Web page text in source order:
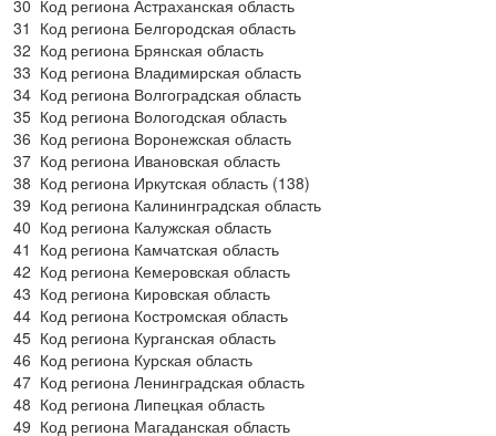
30 Код региона Астраханская область
31 Код региона Белгородская область
32 Код региона Брянская область
33 Код региона Владимирская область
34 Код региона Волгоградская область
35 Код региона Вологодская область
36 Код региона Воронежская область
37 Код региона Ивановская область
38 Код региона Иркутская область (138)
39 Код региона Калининградская область
40 Код региона Калужская область
41 Код региона Камчатская область
42 Код региона Кемеровская область
43 Код региона Кировская область
44 Код региона Костромская область
45 Код региона Курганская область
46 Код региона Курская область
47 Код региона Ленинградская область
48 Код региона Липецкая область
49 Код региона Магаданская область